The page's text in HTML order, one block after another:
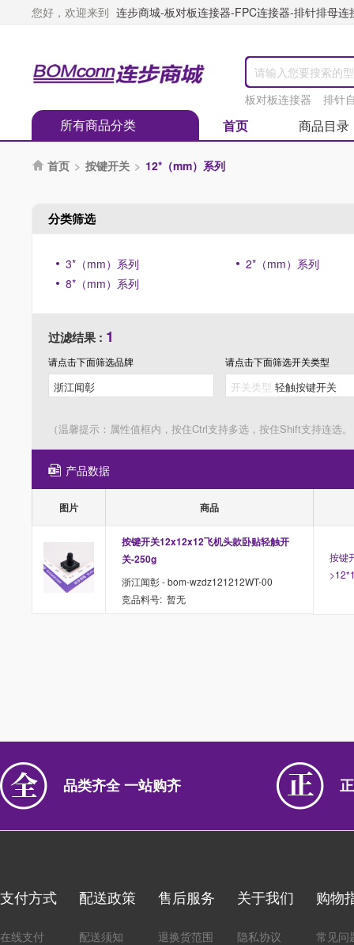
您好，欢迎来到 连步商城-板对板连接器-FPC连接器-排针排母
板对板连接器 排针
所有商品分类 首页 商品目录
 首页 > 按键开关 > 12*（mm）系列
分类筛选
3*（mm）系列
2*（mm）系列
8*（mm）系列
过滤结果 : 1
请点击下面筛选品牌 请点击下面筛选开关类型
（温馨提示：属性值框内，按住Ctrl支持多选，按住Shift支持连选
产品数据
图片 商品
按键开关12x12x12飞机头款卧贴轻触开
关-250g
浙江闻彰 - bom-wzdz121212WT-00
竞品料号: 暂无
按键
品类齐全 一站购齐
支付方式
在线支付
配送政策
配送须知
售后服务
退换货范围
关于我们
隐私协议
购物
常见问